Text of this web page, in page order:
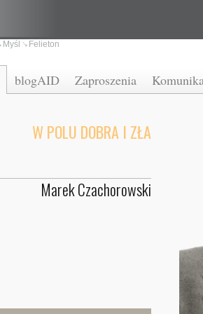
blogAID Zaproszenia
Myśl Felieton
W POLU DOBRA I ZŁA
Marek Czachorowski